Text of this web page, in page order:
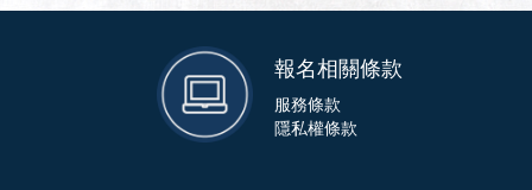
報名相關條款
服務條款
隱私權條款